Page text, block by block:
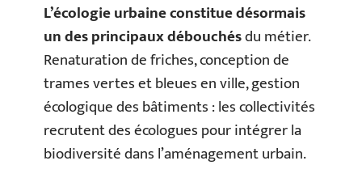
L’écologie urbaine constitue désormais
un des principaux débouchésdu métier.
Renaturation de friches, conception de
trames vertes et bleues en ville, gestion
écologique des bâtiments : les collectivités
recrutent des écologues pour intégrer la
biodiversité dans l’aménagement urbain.